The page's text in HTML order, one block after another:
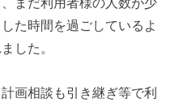
た時間を過ごしているよ
した。
画相談も引き継ぎ等で利